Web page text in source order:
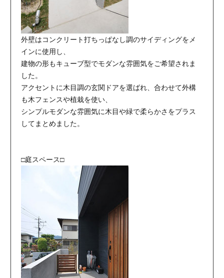
外壁はコンクリート打ちっぱなし調のサイディングをメ
インに使用し、
建物の形もキューブ型でモダンな雰囲気をご希望されま
した。
アクセントに木目調の玄関ドアを選ばれ、合わせて外構
も木フェンスや植栽を使い、
シンプルモダンな雰囲気に木目や緑で柔らかさをプラス
してまとめました。
□庭スペース□